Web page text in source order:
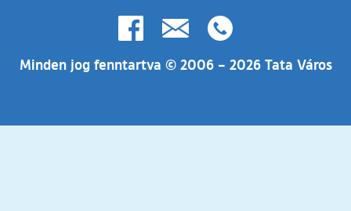
Minden jog fenntartva © 2006 – 2026 Tata Város